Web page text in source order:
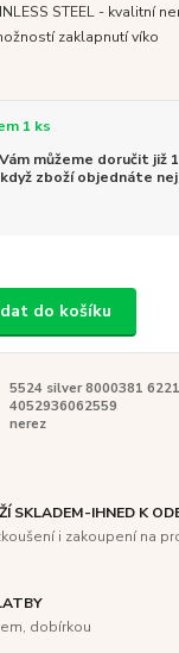
STEEL - kvalitní
zaklapnutí víko
1 ks
můžeme doručit již
zboží objednáte
do košíku
5524 silver 8000381 6221
4052936062559
nerez
SKLADEM-IHNED K
i zakoupení na
dobírkou